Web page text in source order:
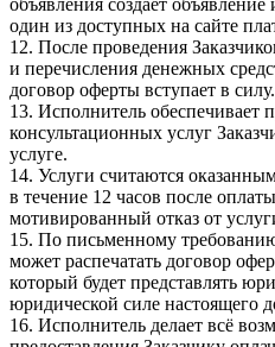
объявления создаёт объявление
один из доступных на сайте
12. После проведения
и перечисления денежных
договор оферты вступает в силу.
13. Исполнитель обеспечивает
консультационных услуг
услуге.
14. Услуги считаются
в течение 12 часов после
мотивированный отказ от
15. По письменному
может распечатать договор
который будет представлять
юридической силе настоящего
16. Исполнитель делает всё